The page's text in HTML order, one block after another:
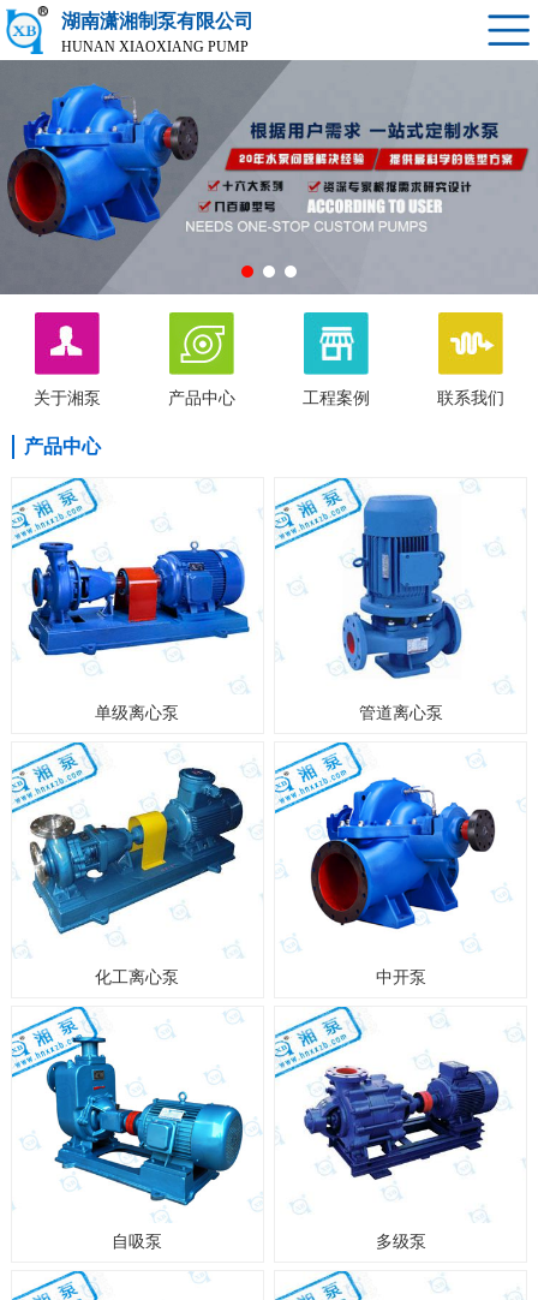
湖南潇湘制泵有限公司
HUNAN XIAOXIANG PUMP
关于湘泵 产品中心 工程案例 联系我们
产品中心
单级离心泵 管道离心泵
化工离心泵 中开泵
自吸泵 多级泵